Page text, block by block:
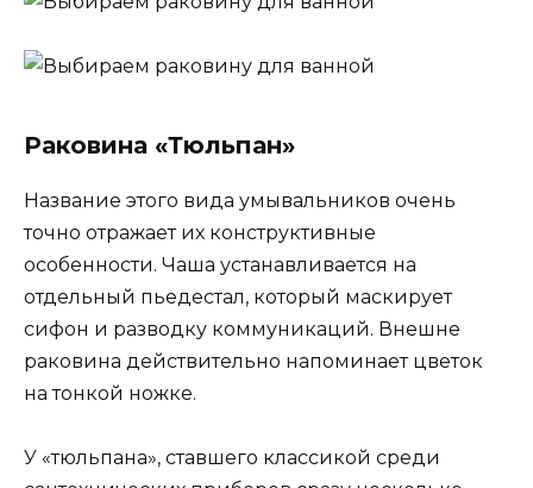
Раковина «Тюльпан»
Название этого вида умывальников очень
точно отражает их конструктивные
особенности. Чаша устанавливается на
отдельный пьедестал, который маскирует
сифон и разводку коммуникаций. Внешне
раковина действительно напоминает цветок
на тонкой ножке.
У «тюльпана», ставшего классикой среди